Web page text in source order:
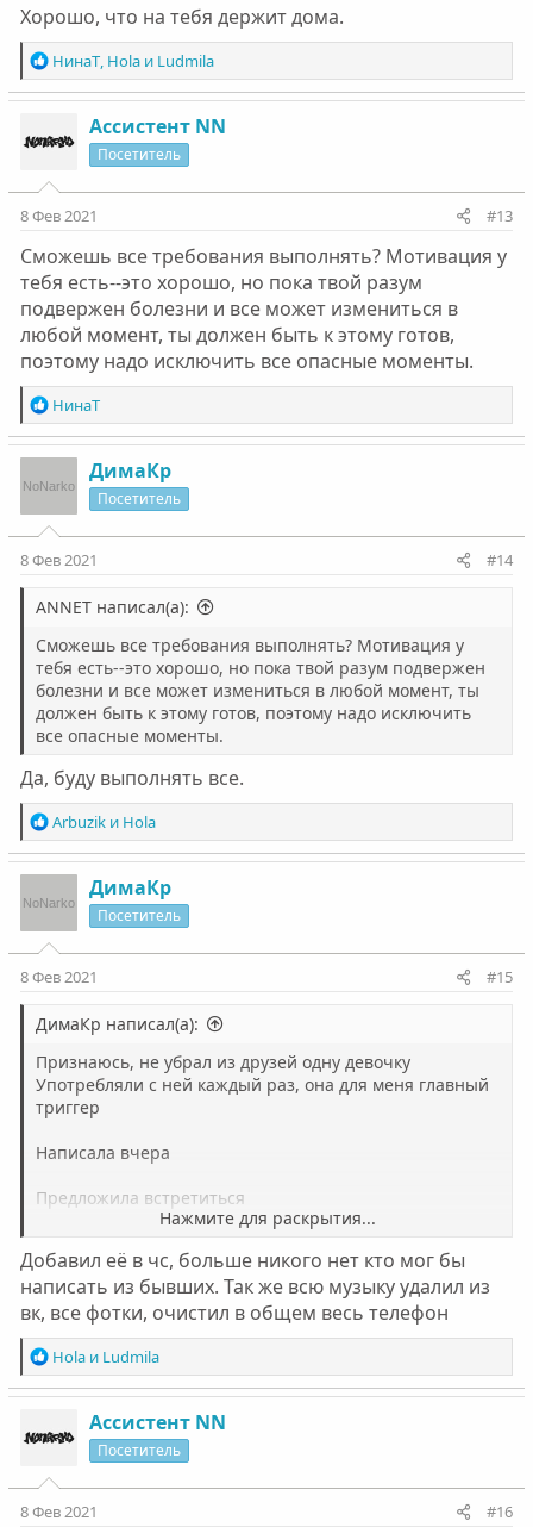
Хорошо, что на тебя держит дома.
Р
е
а
ц
и
:
НинаТ, Holaи Ludmila
Ассистент NN
Посетитель
8 Фев 2021 #13
Сможешь все требования выполнять? Мотивация у
тебя есть--это хорошо, но пока твой разум
подвержен болезни и все может измениться в
любой момент, ты должен быть к этому готов,
поэтому надо исключить все опасные моменты.
Р
е
а
ц
и
и
:
НинаТ
ДимаКр
Посетитель
8 Фев 2021 #14
ANNET написал(а):
Сможешь все требования выполнять? Мотивация у
тебя есть--это хорошо, но пока твой разум подвержен
болезни и все может измениться в любой момент, ты
должен быть к этому готов, поэтому надо исключить
все опасные моменты.
Да, буду выполнять все.
Р
е
а
ц
и
и
:
Arbuzikи Hola
ДимаКр
Посетитель
8 Фев 2021 #15
ДимаКр написал(а):
Признаюсь, не убрал из друзей одну девочку
Употребляли с ней каждый раз, она для меня главный
триггер
Написала вчера
Предложила встретиться
как-то провернуть и сделать так чтобы выйти
И первые 20 минут песлее её смс меня осадили
жёсткие психозащиты, хотя я прекрасно понимал что
мы можем употребить если встреимся
До встречи было 2 часа
И за это время я смог проделать работу над собой и
побороть психозащиты, убрать анозогнозию
Я просто почувствовал в себе того, кто сидит в груди и
безумно хочет туда, на улицу, к ней
И я сказал ему нет
Нажмите для раскрытия...
Добавил её в чс, больше никого нет кто мог бы
написать из бывших. Так же всю музыку удалил из
вк, все фотки, очистил в общем весь телефон
Р
е
а
ц
и
:
Holaи Ludmila
Ассистент NN
Посетитель
8 Фев 2021 #16